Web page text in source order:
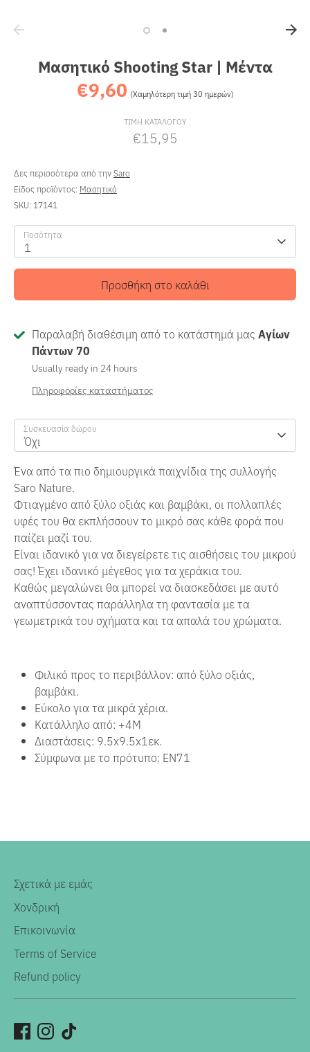
Μασητικό Shooting Star | Μέντα
€9,60 (Χαμηλότερη τιμή 30 ημερών)τιμή
ΤΙΜΗ ΚΑΤΑΛΟΓΟΥ
€15,95
Δες περισσότερα από τηνSaro
Είδος προϊόντος: Μασητικό
SKU: 17141
Ποσότητα
1
Προσθήκη στο καλάθι
Παραλαβή διαθέσιμη από το κατάστημά μας Αγίων
Πάντων 70
Usually ready in 24 hours
Πληροφορίες καταστήματος
Συσκευασία δώρου
Όχι
Ένα από τα πιο δημιουργικά παιχνίδια της συλλογής
Saro Nature.
Φτιαγμένο από ξύλο οξιάς και βαμβάκι, οι πολλαπλές
υφές του θα εκπλήσσουν το μικρό σας κάθε φορά που
παίζει μαζί του.
Είναι ιδανικό για να διεγείρετε τις αισθήσεις του μικρού
σας! Έχει ιδανικό μέγεθος για τα χεράκια του.
Καθώς μεγαλώνει θα μπορεί να διασκεδάσει με αυτό
αναπτύσσοντας παράλληλα τη φαντασία με τα
γεωμετρικά του σχήματα και τα απαλά του χρώματα.
Φιλικό προς το περιβάλλον: από ξύλο οξιάς,
βαμβάκι.
Εύκολο για τα μικρά χέρια.
Κατάλληλο από: +4Μ
Διαστάσεις: 9.5x9.5x1εκ.
Σύμφωνα με το πρότυπο: EN71
Σχετικά με εμάς
Χονδρική
Επικοινωνία
Terms of Service
Refund policy